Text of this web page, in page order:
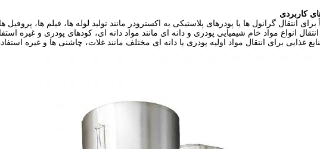
کاربردی
برای انتقال گرانول ها یا پودرهای پلاستیکی به اکسترودر مانند تولید لوله ها، فیلم ها،
انواع مواد خام شیمیایی پودری و دانه ای مانند مواد دانه ای، کودهای پودری و غیره
غذایی برای انتقال مواد اولیه پودری یا دانه ای مختلف مانند غلات، چاشنی ها و غیره